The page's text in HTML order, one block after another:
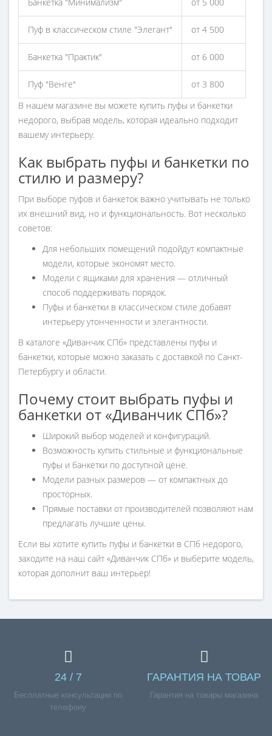
Пуф в классическом стиле "Элегант" от 4 500
Банкетка "Практик" от 6 000
Пуф "Венге"
от 3 800
В нашем магазине вы можете купить пуфы и банкетки
недорого, выбрав модель, которая идеально подходит
вашему интерьеру.
Как выбрать пуфы и банкетки по
стилю и размеру?
При выборе пуфов и банкеток важно учитывать не только
их внешний вид, но и функциональность. Вот несколько
советов:
Для небольших помещений подойдут компактные
модели, которые экономят место.
Модели с ящиками для хранения — отличный
способ поддерживать порядок.
Пуфы и банкетки в классическом стиле добавят
интерьеру утонченности и элегантности.
В каталоге «Диванчик СПб» представлены пуфы и
банкетки, которые можно заказать с доставкой по Санкт-
Петербургу и области.
Почему стоит выбрать пуфы и
банкетки от «Диванчик СПб»?
Широкий выбор моделей и конфигураций.
Возможность купить стильные и функциональные
пуфы и банкетки по доступной цене.
Модели разных размеров — от компактных до
просторных.
Прямые поставки от производителей позволяют нам
предлагать лучшие цены.
Если вы хотите купить пуфы и банкетки в СПб недорого,
заходите на наш сайт «Диванчик СПб» и выберите модель,
которая дополнит ваш интерьер!
24 / 7
Бесплатные консультации по
телефону
ГАРАНТИЯ НА ТОВАР
Гарантия на товары магазина